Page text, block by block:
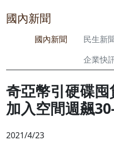
國內新聞
國內新聞 民生新
企業快
奇亞幣引硬碟囤
加入空間週飆
2021/4/23